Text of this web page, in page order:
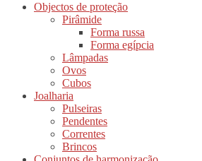
Objectos de proteção
Pirâmide
Forma russa
Forma egípcia
Lâmpadas
Ovos
Cubos
Joalharia
Pulseiras
Pendentes
Correntes
Brincos